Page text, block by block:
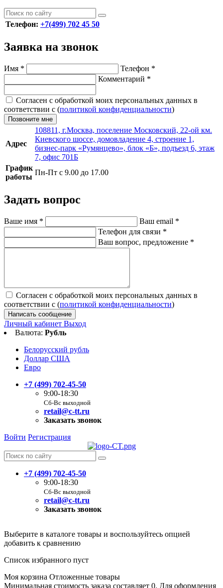
Телефон: +7(499) 702 45 50
Заявка на звонок
Имя * Телефон *
Комментарий *
Согласен с обработкой моих персональных данных в
соответствии с (политикой конфиденциальности)
Позвоните мне
Адрес
108811, г.Москва, поселение Московский, 22-ой км.
Киевского шоссе, домовладение 4, строение 1,
бизнес-парк «Румянцево», блок «Б», подъезд 6, этаж
7, офис 701Б
График
работы
Пн-Пт с 9.00 до 17.00
Задать вопрос
Ваше имя * Ваш email *
Телефон для связи *
Ваш вопрос, предложение *
Согласен с обработкой моих персональных данных в
соответствии с (политикой конфиденциальности)
Написать сообщение
Личный кабинет Выход
Валюта: Рубль
Белорусский рубль
Доллар США
Евро
+7 (499) 702-45-50
9:00-18:30
Сб-Вс выходной
retail@c-tt.ru
Заказать звонок
Войти Регистрация
+7 (499) 702-45-50
9:00-18:30
Сб-Вс выходной
retail@c-tt.ru
Заказать звонок
Выберите в каталоге товары и воспользуйтесь опцией
добавить к сравнению
Список избранного пуст
Моя корзина Отложенные товары
Минимальная стоимость заказа составляет 0. Для оформления